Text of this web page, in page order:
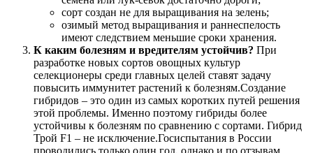
сорт создан не для выращивания на зелень;
озимый метод выращивания и раннеспелость
имеют следствием меньшие сроки хранения.
К каким болезням и вредителям устойчив? При
разработке новых сортов овощных культур
селекционеры среди главных целей ставят задачу
повысить иммунитет растений к болезням.Создание
гибридов – это один из самых коротких путей решения
этой проблемы. Именно поэтому гибриды более
устойчивы к болезням по сравнению с сортами. Гибрид
Трой F1 – не исключение.Госиспытания в России
проводились только один год, однако и по отзывам